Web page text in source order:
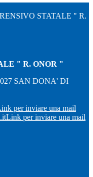
STATALE " R.
" R. ONOR "
SAN DONA' DI
per inviare una mail
Link per inviare una mail